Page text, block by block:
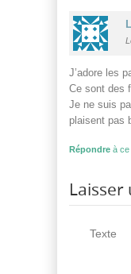
J’adore les
Ce sont des
Je ne suis
plaisent pas
Répondre à ce
Texte